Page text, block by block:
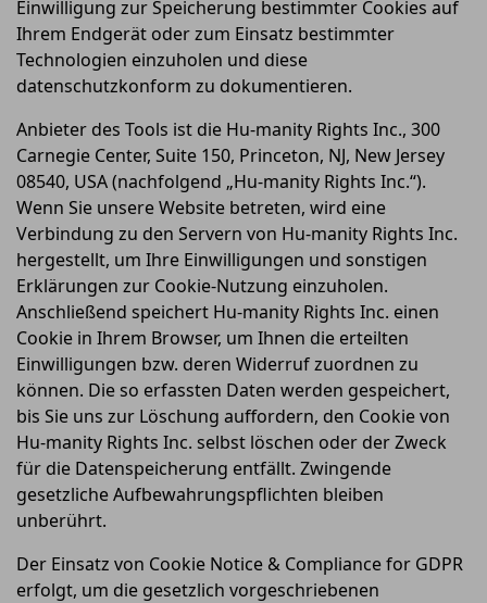
Einwilligung zur Speicherung bestimmter Cookies auf
Ihrem Endgerät oder zum Einsatz bestimmter
Technologien einzuholen und diese
datenschutzkonform zu dokumentieren.
Anbieter des Tools ist die Hu-manity Rights Inc., 300
Carnegie Center, Suite 150, Princeton, NJ, New Jersey
08540, USA (nachfolgend „Hu-manity Rights Inc.“).
Wenn Sie unsere Website betreten, wird eine
Verbindung zu den Servern von Hu-manity Rights Inc.
hergestellt, um Ihre Einwilligungen und sonstigen
Erklärungen zur Cookie-Nutzung einzuholen.
Anschließend speichert Hu-manity Rights Inc. einen
Cookie in Ihrem Browser, um Ihnen die erteilten
Einwilligungen bzw. deren Widerruf zuordnen zu
können. Die so erfassten Daten werden gespeichert,
bis Sie uns zur Löschung auffordern, den Cookie von
Hu-manity Rights Inc. selbst löschen oder der Zweck
für die Datenspeicherung entfällt. Zwingende
gesetzliche Aufbewahrungspflichten bleiben
unberührt.
Der Einsatz von Cookie Notice & Compliance for GDPR
erfolgt, um die gesetzlich vorgeschriebenen